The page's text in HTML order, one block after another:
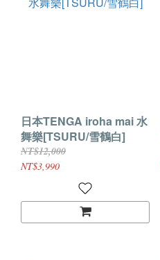
日本TENGA iroha mai 水
舞樂[TSURU/雪鶴白]
NT$12,000
NT$3,990